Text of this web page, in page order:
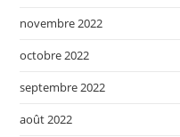
novembre 2022
octobre 2022
septembre 2022
août 2022